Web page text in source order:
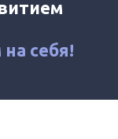
161-03-01
333-23-72
себя!